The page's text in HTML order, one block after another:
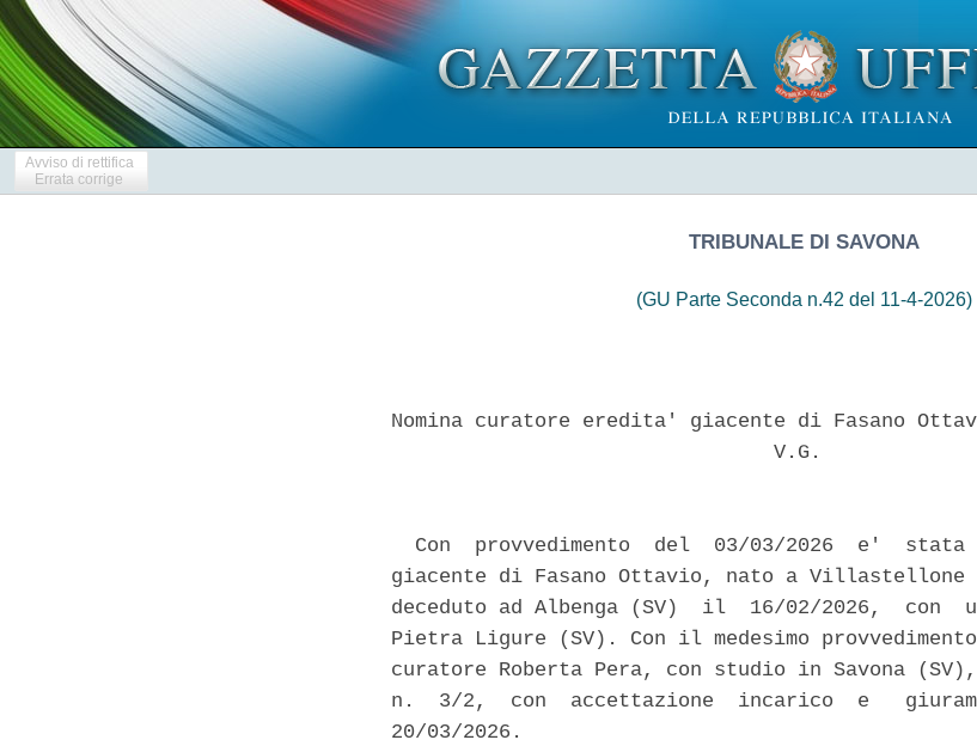
Avviso di rettifica
Errata corrige
TRIBUNALE DI SAVONA
(GU Parte Seconda n.42 del 11-4-2026)
Nomina curatore eredita' giacente di Fasano
                                V.G.
Con  provvedimento  del  03/03/2026  e'  stata
giacente di Fasano Ottavio, nato a Villastellone
deceduto ad Albenga (SV)  il  16/02/2026,  con
Pietra Ligure (SV). Con il medesimo
curatore Roberta Pera, con studio in Savona
n.  3/2,  con  accettazione  incarico  e
20/03/2026.